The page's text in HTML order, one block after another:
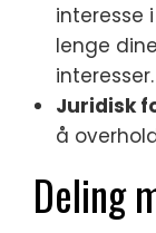
interesse
lenge
interesser.
Juridisk
å
Deling